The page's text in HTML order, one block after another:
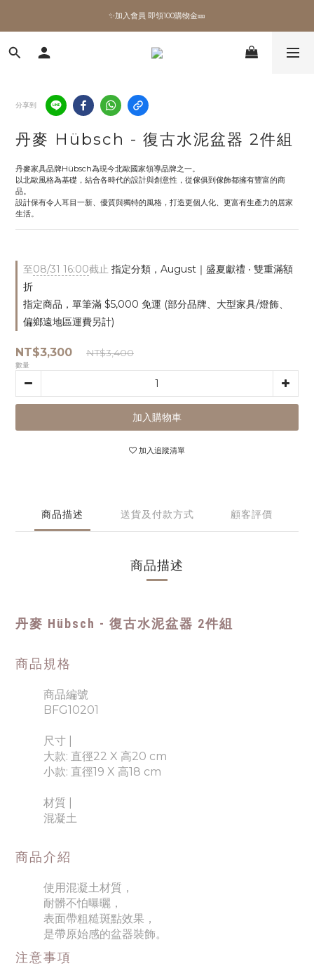
✨加入會員 即領100購物金🎫
✨加入會員 即領100購物金🎫
全館滿額現折🔥
✨加入會員 即領100購物金🎫
分享到
丹麥 Hübsch - 復古水泥盆器 2件組
丹麥家具品牌Hübsch為現今北歐國家領導品牌之一。
以北歐風格為基礎，結合各時代的設計與創意性，從傢俱到傢飾都擁有豐富的商
品。
設計保有令人耳目一新、優質與獨特的風格，打造更個人化、更富有生產力的居家
生活。
至08/31 16:00截止 指定分類，August｜盛夏獻禮 ‧ 雙重滿額
折
指定商品，單筆滿 $5,000 免運 (部分品牌、大型家具/燈飾、
偏鄉遠地區運費另計)
NT$3,300 NT$3,400
數量
加入購物車
加入追蹤清單
商品描述 送貨及付款方式 顧客評價
商品描述
丹麥 Hübsch - 復古水泥盆器 2件組
商品規格
商品編號
BFG10201
尺寸 |
大款: 直徑22 X 高20 cm
小款: 直徑19 X 高18 cm
材質 |
混凝土
商品介紹
使用混凝土材質，
耐髒不怕曝曬，
表面帶粗糙斑點效果，
是帶原始感的盆器裝飾。
注意事項